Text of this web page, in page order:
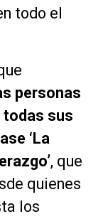
todo el
personas
todas sus
‘La
, que
quienes
los